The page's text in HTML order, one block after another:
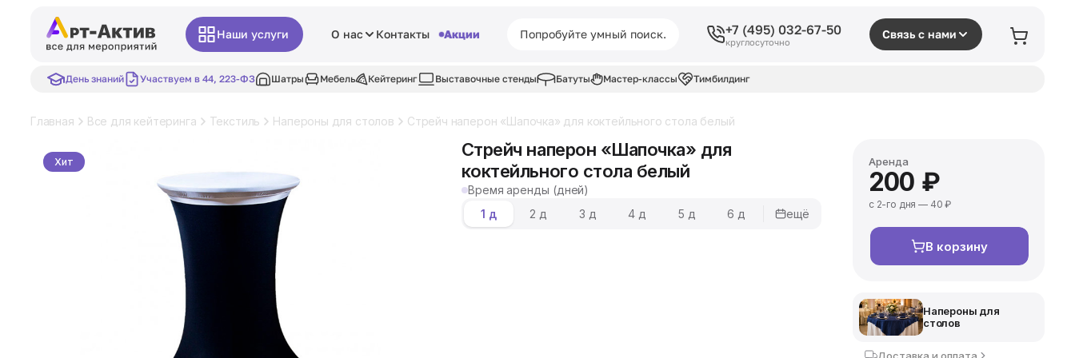
Наши услуги О нас Контакты Акции +7 (495) 032-67-50
круглосуточно
Связь с нами
День знаний Участвуем в 44, 223-ФЗ Шатры Мебель Кейтеринг Выставочные стенды Батуты Мастер-классы Тимбилдинг
Главная Все для кейтеринга Текстиль Напероны для столов Стрейч наперон «Шапочка» для коктейльного стола белый
Хит
Стрейч наперон «Шапочка» для
коктейльного стола белый
Время аренды (дней)
1 д
2 д 3 д 4 д 5 д 6 д ещё
Аренда
200 ₽
с 2-го дня — 40 ₽
В корзину
Напероны для
столов